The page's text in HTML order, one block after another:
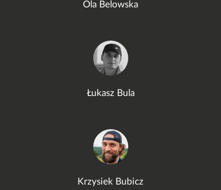
Ola Belowska
Łukasz Bula
Krzysiek Bubicz